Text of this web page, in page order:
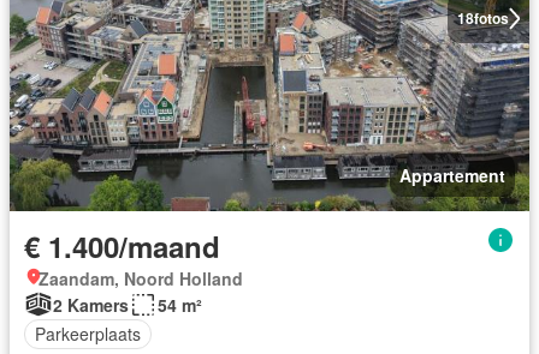
18fotos
Appartement
€ 1.400/maand
Zaandam, Noord Holland
2 Kamers
54 m²
Parkeerplaats